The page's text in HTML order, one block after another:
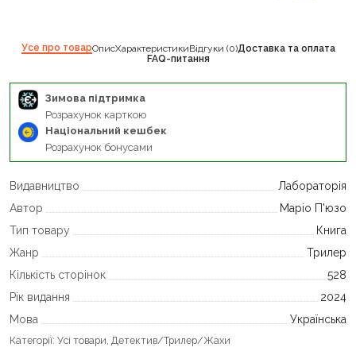
Усе про товарОписХарактеристикиВідгуки (0)Доставка та оплата
FAQ-питання
Зимова підтримка
Розрахунок карткою
Національний кешбек
Розрахунок бонусами
Видавництво
Лабораторія
Автор
Маріо П'юзо
Тип товару
Книга
Жанр
Трилер
Кількість сторінок
528
Рік видання
2024
Мова
Українська
Категорії: Усі товари Детектив/Трилер/Жахи